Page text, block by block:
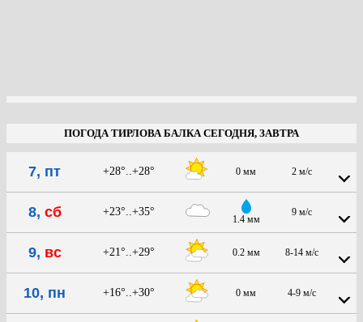
ПОГОДА ТИРЛОВА БАЛКА СЕГОДНЯ, ЗАВТРА
7, пт +28°..+28° 0 мм 2 м/с
8, сб +23°..+35°
1.4 мм
9 м/с
9, вс +21°..+29° 0.2 мм 8-14 м/с
10, пн +16°..+30° 0 мм 4-9 м/с